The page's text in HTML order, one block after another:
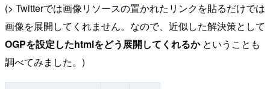
(> Twitterでは画像リソースの置かれたリンクを貼るだけでは
画像を展開してくれません。なので、近似した解決策として
OGPを設定したhtmlをどう展開してくれるかということも
調べてみました。)